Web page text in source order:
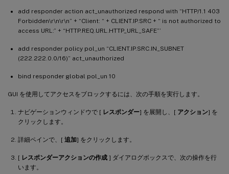
add responder action act_unauthorized respond with “HTTP/1.1 403
Forbidden\r\n\r\n” + “Client: “ + CLIENT.IP.SRC + “ is not authorized to
access URL:” + “HTTP.REQ.URL.HTTP_URL_SAFE”’
add responder policy pol_un “CLIENT.IP.SRC.IN_SUBNET
(222.222.0.0/16)” act_unauthorized
bind responder global pol_un 10
GUI を使用してアクセスをブロックするには、次の手順を実行します。
ナビゲーションウィンドウで [ レスポンダー] を展開し、[ アクション] を
クリックします。
詳細ペインで、[ 追加] をクリックします。
[ レスポンダーアクションの作成 ] ダイアログボックスで、次の操作を行
います。